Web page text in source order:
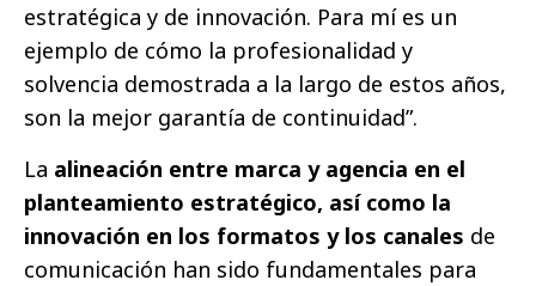
estratégica y de innovación. Para mí es un
ejemplo de cómo la profesionalidad y
solvencia demostrada a la largo de estos años,
son la mejor garantía de continuidad”.
La alineación entre marca y agencia en el
planteamiento estratégico, así como la
innovación en los formatos y los canales de
comunicación han sido fundamentales para